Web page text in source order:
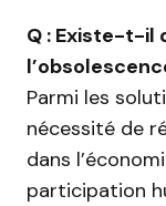
Q : Existe-t-il
Parmi les
nécessité de
dans
participation